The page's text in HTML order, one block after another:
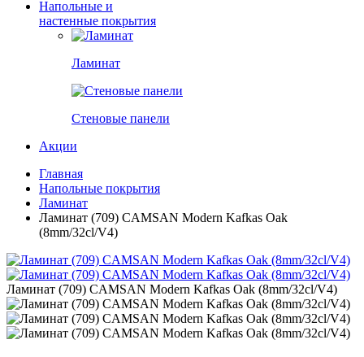
Напольные и
настенные покрытия
Ламинат
Стеновые панели
Акции
Главная
Напольные покрытия
Ламинат
Ламинат (709) CAMSAN Modern Kafkas Oak
(8mm/32cl/V4)
Ламинат (709) CAMSAN Modern Kafkas Oak (8mm/32cl/V4)